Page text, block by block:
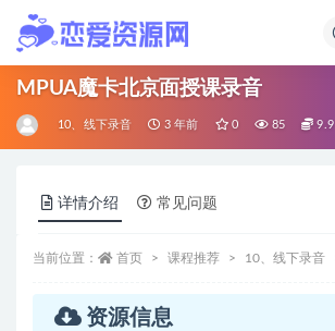
MPUA魔卡北京面授课录音
10、线下录音 3 年前 0 85 9.9
详情介绍 常见问题
当前位置： 首页 课程推荐 10、线下录音
资源信息